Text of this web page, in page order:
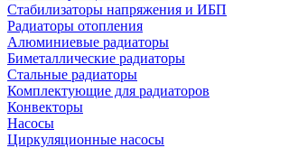
Стабилизаторы напряжения и ИБП
Радиаторы отопления
Алюминиевые радиаторы
Биметаллические радиаторы
Стальные радиаторы
Комплектующие для радиаторов
Конвекторы
Насосы
Циркуляционные насосы